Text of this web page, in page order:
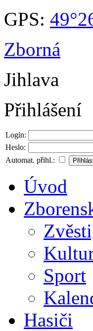
GPS:
Zborná
Jihlava
Přihlášení
Login:
Heslo:
Automat. přihl.:
Úvod
Sport
Hasiči